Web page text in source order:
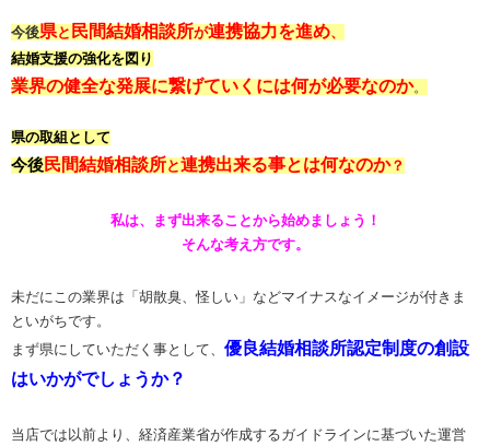
今後県と 民間結婚相談所が連携協力を進め、
結婚支援の強化を図り
業界の健全な発展に繋げていくには何が必要なのか。
県の取組として
今後民間結婚相談所と連携出来る事とは何なのか？
私は、まず出来ることから始めましょう！
そんな考え方です。
未だにこの業界は「胡散臭、怪しい」などマイナスなイメージが付きま
といがちです。
まず県にしていただく事として、 優良結婚相談所認定制度の創設
はいかがでしょうか？
当店では以前より、経済産業省が作成するガイドラインに基づいた運営